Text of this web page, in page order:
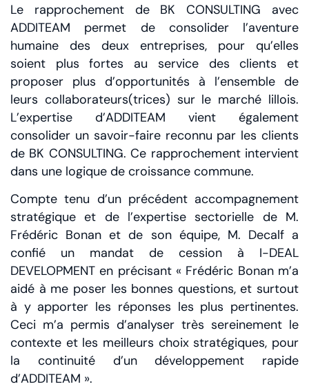
Le rapprochement de BK CONSULTING avec
ADDITEAM permet de consolider l’aventure
humaine des deux entreprises, pour qu’elles
soient plus fortes au service des clients et
proposer plus d’opportunités à l’ensemble de
leurs collaborateurs(trices) sur le marché lillois.
L’expertise d’ADDITEAM vient également
consolider un savoir-faire reconnu par les clients
de BK CONSULTING. Ce rapprochement intervient
dans une logique de croissance commune.
Compte tenu d’un précédent accompagnement
stratégique et de l’expertise sectorielle de M.
Frédéric Bonan et de son équipe, M. Decalf a
confié un mandat de cession à I-DEAL
DEVELOPMENT en précisant « Frédéric Bonan m’a
aidé à me poser les bonnes questions, et surtout
à y apporter les réponses les plus pertinentes.
Ceci m’a permis d’analyser très sereinement le
contexte et les meilleurs choix stratégiques, pour
la continuité d’un développement rapide
d’ADDITEAM ».